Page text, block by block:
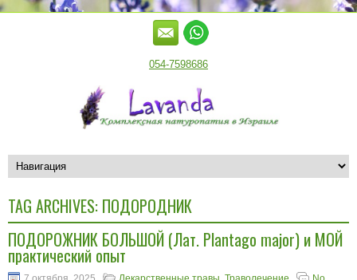
054-7598686
TAG ARCHIVES: ПОДОРОДНИК
ПОДОРОЖНИК БОЛЬШОЙ (Лат. Plantago major) и МОЙ
практический опыт